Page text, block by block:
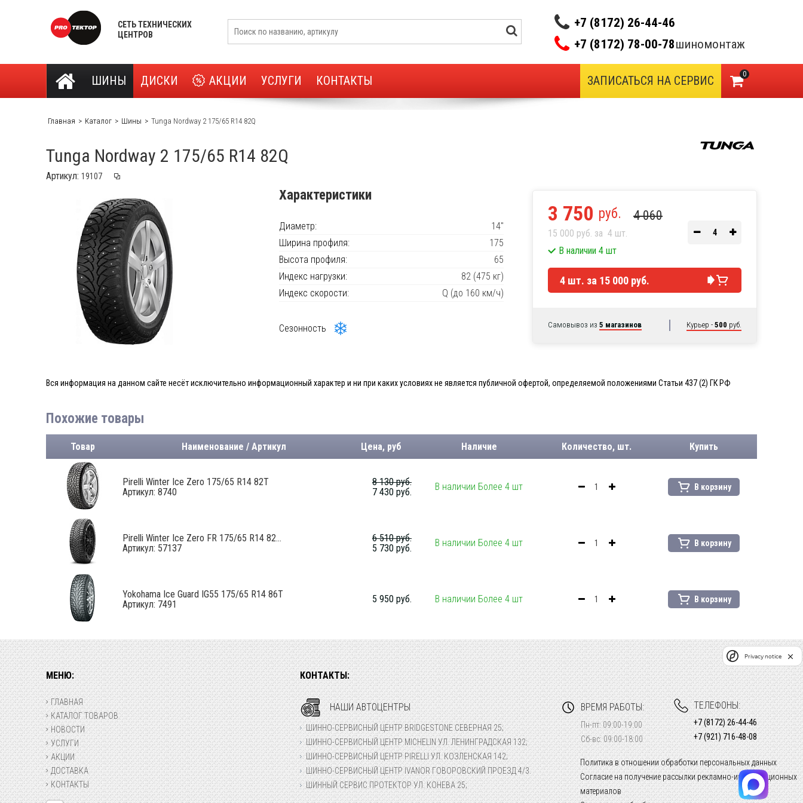
СЕТЬ ТЕХНИЧЕСКИХ
ЦЕНТРОВ
+7 (8172) 26-44-46
+7 (8172) 78-00-78шиномонтаж
ШИНЫ ДИСКИ АКЦИИ УСЛУГИ КОНТАКТЫ 0
ЗАПИСАТЬСЯ НА СЕРВИС
Главная Каталог Шины Tunga Nordway 2 175/65 R14 82Q
Tunga Nordway 2 175/65 R14 82Q
Артикул:
Характеристики
Диаметр:
14"
Ширина профиля:
175
Высота профиля:
65
Индекс нагрузки:
82 (475 кг)
Индекс скорости:
Q (до 160 км/ч)
Сезонность
3 750 руб. 4 060
15 000 руб. за 4 шт.
В наличии 4 шт
4 шт. за 15 000 руб.
Самовывоз из 5 магазинов Курьер - 500 руб.
Вся информация на данном сайте несёт исключительно информационный характер и ни при каких условиях не является публичной офертой, определяемой положениями Статьи 437 (2) ГК РФ
Похожие товары
Товар Наименование / Артикул Цена, руб Наличие Количество, шт. Купить
Pirelli Winter Ice Zero 175/65 R14 82T
Артикул: 8740
8 130 руб.
7 430 руб.
В наличии Более 4 шт В корзину
Pirelli Winter Ice Zero FR 175/65 R14 82...
Артикул: 57137
6 510 руб.
5 730 руб.
В наличии Более 4 шт В корзину
Yokohama Ice Guard IG55 175/65 R14 86Т
Артикул: 7491
5 950 руб. В наличии Более 4 шт В корзину
МЕНЮ:
ГЛАВНАЯ
КАТАЛОГ ТОВАРОВ
НОВОСТИ
УСЛУГИ
АКЦИИ
ДОСТАВКА
КОНТАКТЫ
КОНТАКТЫ:
НАШИ АВТОЦЕНТРЫ
ШИННО-СЕРВИСНЫЙ ЦЕНТР BRIDGESTONE СЕВЕРНАЯ 25;
ШИННО-СЕРВИСНЫЙ ЦЕНТР MICHELIN УЛ. ЛЕНИНГРАДСКАЯ 132;
ШИННО-СЕРВИСНЫЙ ЦЕНТР PIRELLI УЛ. КОЗЛЕНСКАЯ 142;
ШИННО-СЕРВИСНЫЙ ЦЕНТР IVANOR ГОВОРОВСКИЙ ПРОЕЗД 4/3.
ШИННЫЙ СЕРВИС ПРОТЕКТОР УЛ. КОНЕВА 25;
ВРЕМЯ РАБОТЫ:
Пн-пт: 09:00-19:00
Сб-вс: 09:00-18:00
Политика в отношении обработки персональных данных
Согласие на получение рассылки рекламно-информационных
материалов
ТЕЛЕФОНЫ:
+7 (8172) 26-44-46
+7 (921) 716-48-08
Privacy notice